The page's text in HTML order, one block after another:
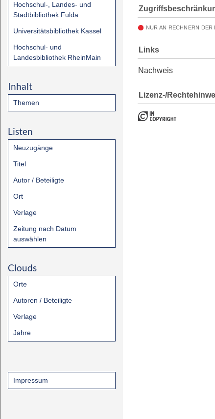
Hochschul-, Landes- und
Stadtbibliothek Fulda
Universitätsbibliothek Kassel
Hochschul- und
Landesbibliothek RheinMain
Inhalt
Themen
Listen
Neuzugänge
Titel
Autor / Beteiligte
Ort
Verlage
Zeitung nach Datum
auswählen
Clouds
Orte
Autoren / Beteiligte
Verlage
Jahre
Impressum
NUR AN RECHNERN DER
Links
Nachweis
Lizenz-/